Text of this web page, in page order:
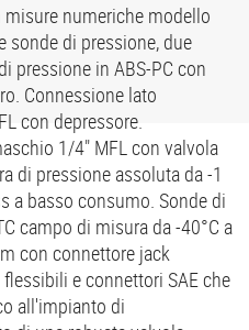
numeriche modello
sonde di pressione, due
pressione in ABS-PC con
Connessione lato
con depressore.
1/4" MFL con valvola
di pressione assoluta da -1
a basso consumo. Sonde di
campo di misura da -40°C a
con connettore jack
e connettori SAE che
all'impianto di